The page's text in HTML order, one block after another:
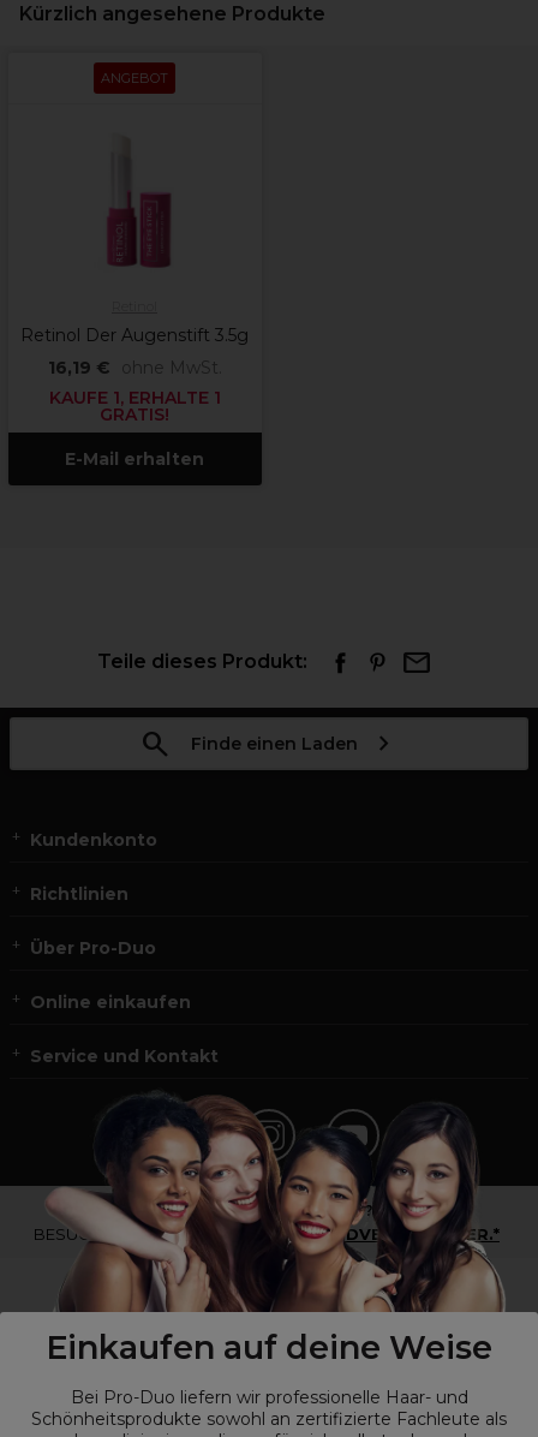
Einkaufen auf deine Weise
Bei Pro-Duo liefern wir professionelle Haar- und
Schönheitsprodukte sowohl an zertifizierte Fachleute als
Kürzlich angesehene Produkte
ANGEBOT
Retinol Der Augenstift 3.5g
16,19 €
ohne MwSt.
KAUFE 1, ERHALTE 1
GRATIS!
E-Mail erhalten
Teile dieses Produkt:
Finde einen Laden
Kundenkonto
Richtlinien
Über Pro-Duo
Online einkaufen
Service und Kontakt
*Du bist kein Profikunde?
BESUCHE
UNSERE WEBSEITE FÜR ENDVERBRAUCHER.*